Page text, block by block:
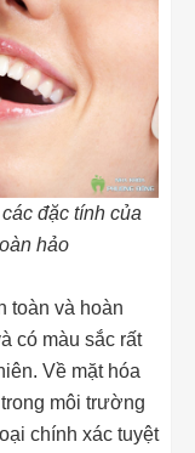
đặc tính của
hảo
toàn và hoàn
có màu sắc rất
Về mặt hóa
môi trường
chính xác tuyệt